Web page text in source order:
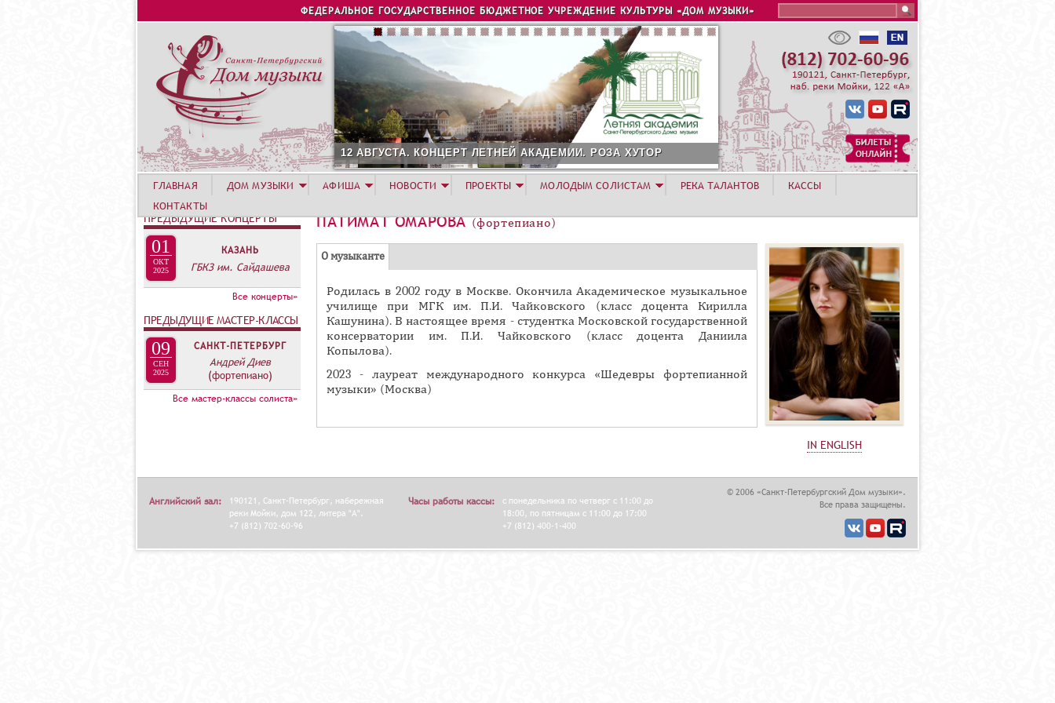
Jump to navigation
ФЕДЕРАЛЬНОЕ ГОСУДАРСТВЕННОЕ БЮДЖЕТНОЕ УЧРЕЖДЕНИЕ КУЛЬТУРЫ «ДОМ МУЗЫКИ»
12 АВГУСТА. КОНЦЕРТ ЛЕТНЕЙ АКАДЕМИИ. РОЗА ХУТОР
ПАТИМАТ ОМАРОВА(фортепиано)
Г
П
П
О
К
И
О музыканте(
а
к
т
и
в
а
в
а
Родилась в 2002 году в Москве. Окончила Академическое музыкальное
училище при МГК им. П.И. Чайковского (класс доцента Кирилла
Кашунина). В настоящее время - студентка Московской государственной
консерватории им. П.И. Чайковского (класс доцента Даниила
Копылова).
2023 - лауреат международного конкурса «Шедевры фортепианной
музыки» (Москва)
IN ENGLISH
ГЛАВНАЯ ДОМ МУЗЫКИ АФИША НОВОСТИ ПРОЕКТЫ МОЛОДЫМ СОЛИСТАМ РЕКА ТАЛАНТОВ
КАССЫ
КОНТАКТЫ
ПРЕДЫДУЩИЕ КОНЦЕРТЫ
01
ОКТ
2025
КАЗАНЬ
ГБКЗ им. Сайдашева
Все концерты»
ПРЕДЫДУЩИЕ МАСТЕР-КЛАССЫ
09
СЕН
2025
САНКТ-ПЕТЕРБУРГ
Андрей Диев
(фортепиано)
Все мастер-классы солиста»
Английский зал:
190121, Санкт-Петербург, набережная
реки Мойки, дом 122, литера "А".
+7 (812) 702-60-96
Часы работы кассы:
с понедельника по четверг с 11:00 до
18:00, по пятницам с 11:00 до 17:00
+7 (812) 400-1-400
© 2006 «Санкт-Петербургский Дом музыки».
Все права защищены.